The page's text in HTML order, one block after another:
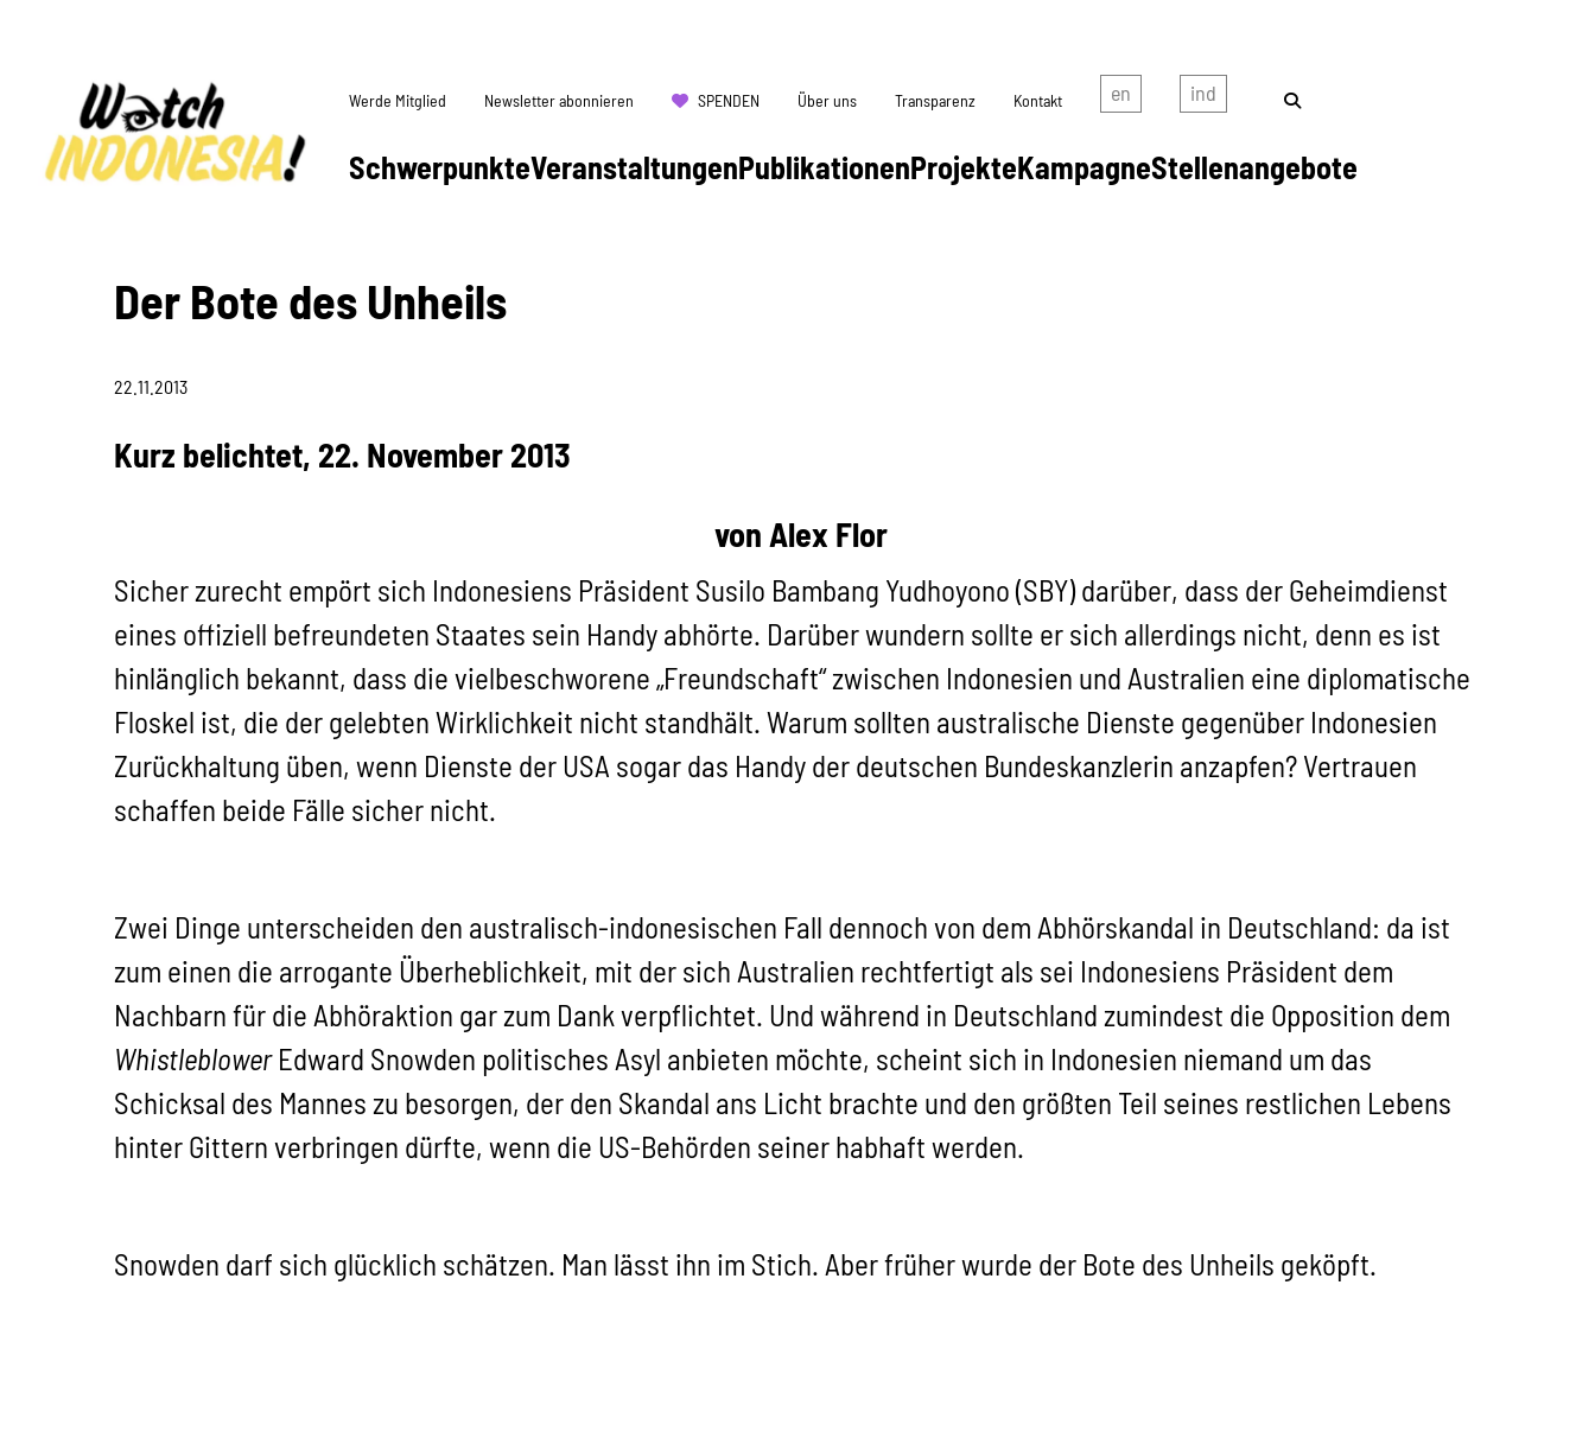
SchwerpunkteVeranstaltungenPublikationenProjekteKampagneStellenangebote
Werde Mitglied Newsletter abonnieren SPENDEN Über uns Transparenz Kontakt
Der Bote des Unheils
22.11.2013
Kurz belichtet, 22. November 2013
von Alex Flor
Sicher zurecht empört sich Indonesiens Präsident Susilo Bambang Yudhoyono (SBY) darüber, dass der Geheimdienst
eines offiziell befreundeten Staates sein Handy abhörte. Darüber wundern sollte er sich allerdings nicht, denn es ist
hinlänglich bekannt, dass die vielbeschworene „Freundschaft“ zwischen Indonesien und Australien eine diplomatische
Floskel ist, die der gelebten Wirklichkeit nicht standhält. Warum sollten australische Dienste gegenüber Indonesien
Zurückhaltung üben, wenn Dienste der USA sogar das Handy der deutschen Bundeskanzlerin anzapfen? Vertrauen
schaffen beide Fälle sicher nicht.
Zwei Dinge unterscheiden den australisch-indonesischen Fall dennoch von dem Abhörskandal in Deutschland: da ist
zum einen die arrogante Überheblichkeit, mit der sich Australien rechtfertigt als sei Indonesiens Präsident dem
Nachbarn für die Abhöraktion gar zum Dank verpflichtet. Und während in Deutschland zumindest die Opposition dem
WhistleblowerEdward Snowden politisches Asyl anbieten möchte, scheint sich in Indonesien niemand um das
Schicksal des Mannes zu besorgen, der den Skandal ans Licht brachte und den größten Teil seines restlichen Lebens
hinter Gittern verbringen dürfte, wenn die US-Behörden seiner habhaft werden.
Snowden darf sich glücklich schätzen. Man lässt ihn im Stich. Aber früher wurde der Bote des Unheils geköpft.